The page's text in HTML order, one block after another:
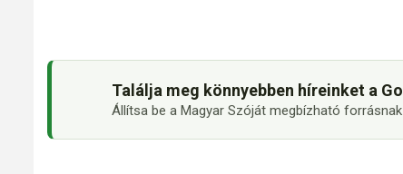
Találja meg könnyebben híreinket a
Állítsa be a Magyar Szóját megbízható